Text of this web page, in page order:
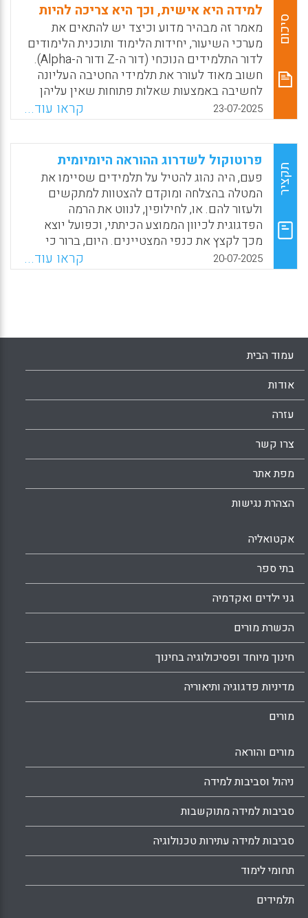
סיכום
למידה היא אישית, וכך היא צריכה להיות
מאמר זה מבהיר מדוע וכיצד יש להתאים את
מערכי השיעור, יחידות הלימוד ותוכנית הלימודים
לדור התלמידים הנוכחי (דור ה-Z ודור ה-Alpha).
חשוב מאוד לעורר את תלמידי החטיבה העליונה
לחשיבה באמצעות שאלות פתוחות שאין עליהן
תשובה חד משמעית ואפילו לשקול להכניס
שאלות כאלו למבחנים עם ציון. כבר בחטיבה
העליונה, מומלץ שהלומדים יתנסו באפיקים
רציניים ומהותיים דוגמת תכנון ערים, צפיפות
אוכלוסין או ניהול משברים. בנוסף, בבתי ספר
יסודיים ועל-יסודיים, כדאי לחלק בתחילת השנה
סקרי או משחקי הכר-את-התלמיד, לעיין בתשובות
התלמידים ולתרגם את תחביביהם ומשאלותיהם
לתרגילים או מערכי שיעור.
WhatsApp
Facebook
Email
X
23-07-2025 קראו עוד...
תקציר
פרוטוקול לשדרוג ההוראה היומיומית
פעם, היה נהוג להטיל על תלמידים שסיימו את
המטלה בהצלחה ומוקדם להצטוות למתקשים
ולעזור להם. או, לחילופין, לנווט את הרמה
הפדגוגית לכיוון הממוצע הכיתתי, וכפועל יוצא
מכך לקצץ את כנפי המצטיינים. היום, ברור כי
הדרך הנכונה והמקובלת היא הוראה מותאמת. אבל,
האם הדבר אכן אפשרי? כיצד מיישמים
י"ב.
WhatsApp
Facebook
Email
X
20-07-2025 קראו עוד...
עמוד הבית
אודות
עזרה
צרו קשר
מפת אתר
הצהרת נגישות
אקטואליה
בתי ספר
גני ילדים ואקדמיה
הכשרת מורים
חינוך מיוחד ופסיכולוגיה בחינוך
מדיניות פדגוגיה ותיאוריה
מורים
מורים והוראה
ניהול וסביבות למידה
סביבות למידה מתוקשבות
סביבות למידה עתירות טכנולוגיה
תחומי לימוד
תלמידים